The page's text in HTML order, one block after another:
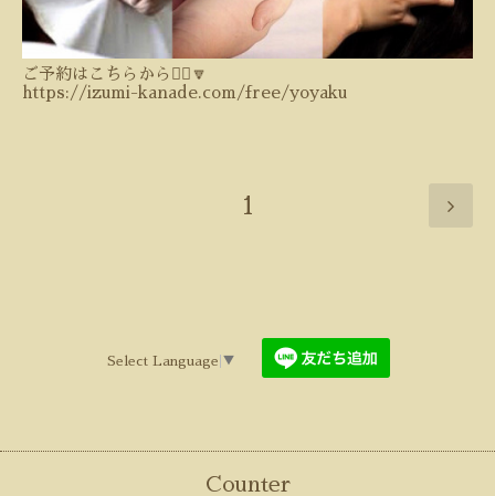
ご予約はこちらから💁‍♀️🔽
https://izumi-kanade.com/free/yoyaku
1
Select Language ▼
Counter